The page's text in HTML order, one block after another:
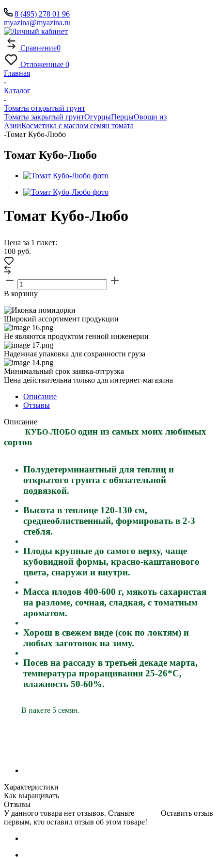
8 (495) 278 01 96
myazina@myazina.ru
Сравнение0
Отложенные 0
Главная
-
Каталог
-
Томаты открытый грунт
Томаты закрытый грунтОгурцыПерцыОвощи из
АзииКосметика с маслом семян томата
-Томат Кубо-Любо
Томат Кубо-Любо
Томат Кубо-Любо
Цена за 1 пакет:
100 руб.
В корзину
Широкий ассортимент продукции
Не являются продуктом генной инженерии
Надежная упаковка для сохранности груза
Минимальный срок заявка-отгрузка
Цена действительна только для интернет-магазина
Описание
Отзывы
Описание
КУБО-ЛЮБО один из самых моих любимых
сортов
Полудетерминантный для теплиц и
открытого грунта с обязательной
подвязкой.
Высота в теплице 120-130 см,
среднеоблиственный, формировать в 2-3
стебля.
Плоды крупные до самого верху, чаще
кубовидной формы, красно-каштанового
цвета, снаружи и внутри.
Масса плодов 400-600 г, мякоть сахаристая
на разломе, сочная, сладкая, с томатным
ароматом.
Хорош в свежем виде (сок по локтям) и
любых заготовок на зиму.
Посев на рассаду в третьей декаде марта,
температура проращивания 25-26*С,
влажность 50-60%.
В пакете 5 семян.
Характеристики
Как выращивать
Отзывы
Оставить отзыв
У данного товара нет отзывов. Станьте
первым, кто оставил отзыв об этом товаре!